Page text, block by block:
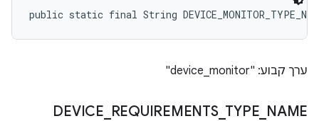
public static final String
ערך קבוע: "device_monitor"
DEVICE REQUIREMENTS_ TYPE NAME